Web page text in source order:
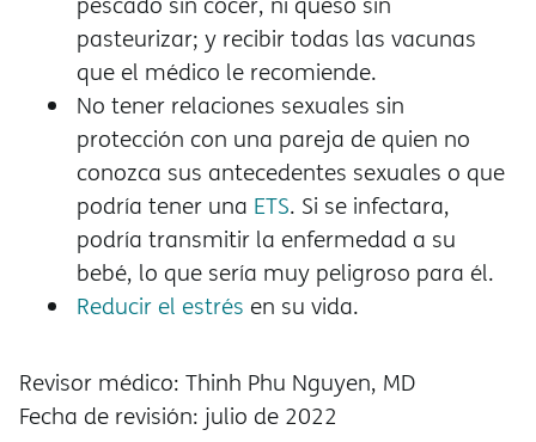
pasteurizar; y recibir todas las vacunas
que el médico le recomiende.
No tener relaciones sexuales sin
protección con una pareja de quien no
conozca sus antecedentes sexuales o que
podría tener una ETS. Si se infectara,
podría transmitir la enfermedad a su
bebé, lo que sería muy peligroso para él.
Reducir el estrés en su vida.
Revisor médico: Thinh Phu Nguyen, MD
Fecha de revisión: julio de 2022